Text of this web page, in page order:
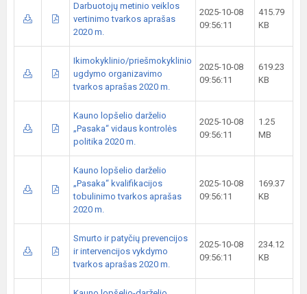
Darbuotojų metinio veiklos
vertinimo tvarkos aprašas
2020 m.
2025-10-08
09:56:11
415.79
KB
Ikimokyklinio/priešmokyklinio
ugdymo organizavimo
tvarkos aprašas 2020 m.
2025-10-08
09:56:11
619.23
KB
Kauno lopšelio darželio
„Pasaka“ vidaus kontrolės
politika 2020 m.
2025-10-08
09:56:11
1.25
MB
Kauno lopšelio darželio
„Pasaka“ kvalifikacijos
tobulinimo tvarkos aprašas
2020 m.
2025-10-08
09:56:11
169.37
KB
Smurto ir patyčių prevencijos
ir intervencijos vykdymo
tvarkos aprašas 2020 m.
2025-10-08
09:56:11
234.12
KB